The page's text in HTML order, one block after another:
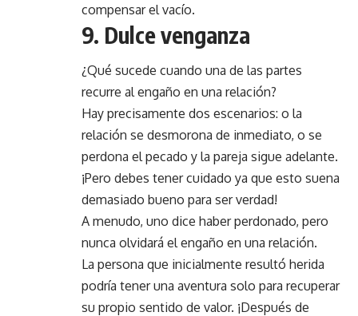
compensar el vacío.
9. Dulce venganza
¿Qué sucede cuando una de las partes
recurre al engaño en una relación?
Hay precisamente dos escenarios: o la
relación se desmorona de inmediato, o se
perdona el pecado y la pareja sigue adelante.
¡Pero debes tener cuidado ya que esto suena
demasiado bueno para ser verdad!
A menudo, uno dice haber perdonado, pero
nunca olvidará el engaño en una relación.
La persona que inicialmente resultó herida
podría tener una aventura solo para recuperar
su propio sentido de valor. ¡Después de